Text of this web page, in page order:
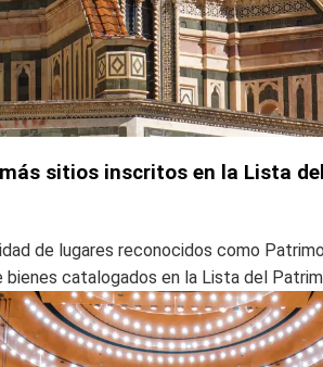
sitios inscritos en la Lista
de lugares reconocidos como
bienes catalogados en la Lista del